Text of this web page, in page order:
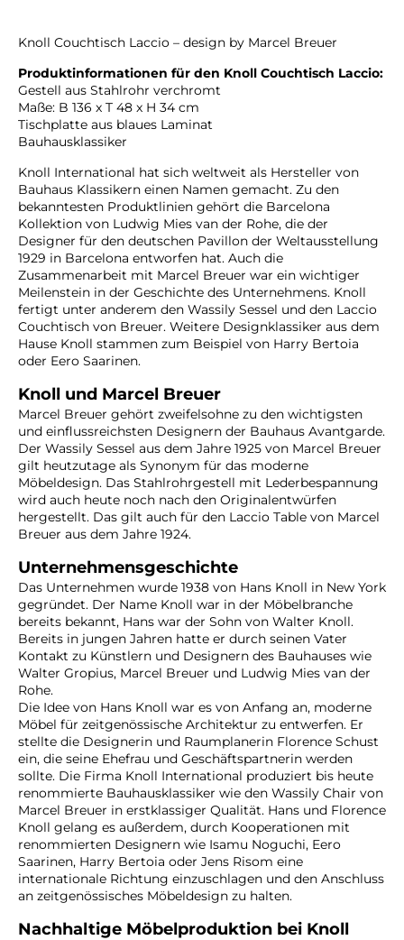
Knoll Couchtisch Laccio – design by Marcel Breuer
Produktinformationen für den Knoll Couchtisch Laccio:
Gestell aus Stahlrohr verchromt
Maße: B 136 x T 48 x H 34 cm
Tischplatte aus blaues Laminat
Bauhausklassiker
Knoll International hat sich weltweit als Hersteller von
Bauhaus Klassikern einen Namen gemacht. Zu den
bekanntesten Produktlinien gehört die Barcelona
Kollektion von Ludwig Mies van der Rohe, die der
Designer für den deutschen Pavillon der Weltausstellung
1929 in Barcelona entworfen hat. Auch die
Zusammenarbeit mit Marcel Breuer war ein wichtiger
Meilenstein in der Geschichte des Unternehmens. Knoll
fertigt unter anderem den Wassily Sessel und den Laccio
Couchtisch von Breuer. Weitere Designklassiker aus dem
Hause Knoll stammen zum Beispiel von Harry Bertoia
oder Eero Saarinen.
Knoll und Marcel Breuer
Marcel Breuer gehört zweifelsohne zu den wichtigsten
und einflussreichsten Designern der Bauhaus Avantgarde.
Der Wassily Sessel aus dem Jahre 1925 von Marcel Breuer
gilt heutzutage als Synonym für das moderne
Möbeldesign. Das Stahlrohrgestell mit Lederbespannung
wird auch heute noch nach den Originalentwürfen
hergestellt. Das gilt auch für den Laccio Table von Marcel
Breuer aus dem Jahre 1924.
Unternehmensgeschichte
Das Unternehmen wurde 1938 von Hans Knoll in New York
gegründet. Der Name Knoll war in der Möbelbranche
bereits bekannt, Hans war der Sohn von Walter Knoll.
Bereits in jungen Jahren hatte er durch seinen Vater
Kontakt zu Künstlern und Designern des Bauhauses wie
Walter Gropius, Marcel Breuer und Ludwig Mies van der
Rohe.
Die Idee von Hans Knoll war es von Anfang an, moderne
Möbel für zeitgenössische Architektur zu entwerfen. Er
stellte die Designerin und Raumplanerin Florence Schust
ein, die seine Ehefrau und Geschäftspartnerin werden
sollte. Die Firma Knoll International produziert bis heute
renommierte Bauhausklassiker wie den Wassily Chair von
Marcel Breuer in erstklassiger Qualität. Hans und Florence
Knoll gelang es außerdem, durch Kooperationen mit
renommierten Designern wie Isamu Noguchi, Eero
Saarinen, Harry Bertoia oder Jens Risom eine
internationale Richtung einzuschlagen und den Anschluss
an zeitgenössisches Möbeldesign zu halten.
Nachhaltige Möbelproduktion bei Knoll